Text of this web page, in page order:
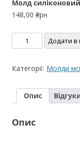
Молд
148,00 ₴рн
Молд
силіконовий
кількість
Додати в
Категорії: Молди
Опис
Опис